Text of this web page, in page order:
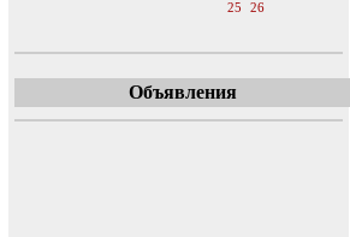
25
26
Объявления